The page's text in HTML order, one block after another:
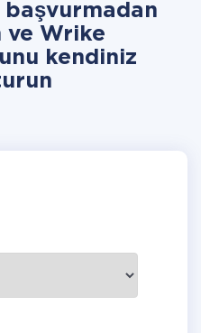
başvurmadan
ve Wrike
kendiniz